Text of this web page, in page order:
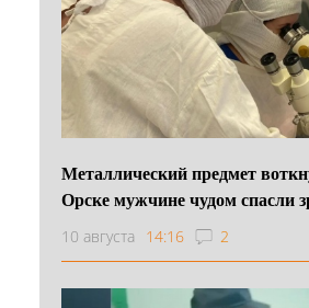
Металлический предмет
Орске мужчине чудом спасли
10 августа 14:16 2